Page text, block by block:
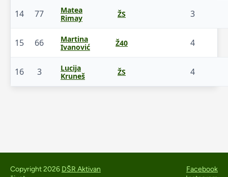
14 77
Matea
Rimay
ŽS 3
15 66
Martina
Ivanović
Ž40 4
16 3
Lucija
Kruneš
ŽS 4
Copyright 2026 DŠR Aktivan
Facebook